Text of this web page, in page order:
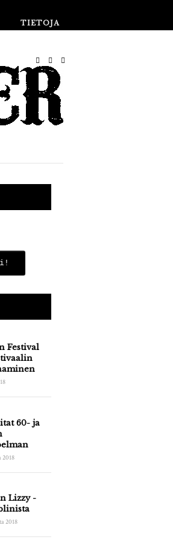
TIETOJA
Festival
60- ja
2018
Lizzy -
2018